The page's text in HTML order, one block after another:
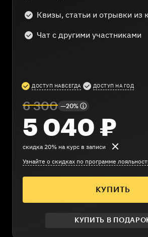
Квизы, статьи и отрывки из
Чат с другими участниками
ДОСТУП НАВСЕГДА ДОСТУП НА ГОД
6 300 —20%
5 040 ₽
скидка 20% на курс в записи
Узнайте о скидках по программе
КУПИТЬ
КУПИТЬ В